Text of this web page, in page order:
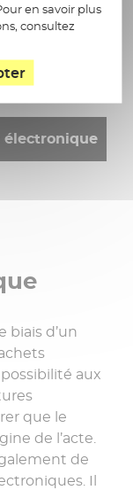
signature
de
électronique
biais d’un
aux
que le
de l’acte.
de
Il
en savoir plus
consultez